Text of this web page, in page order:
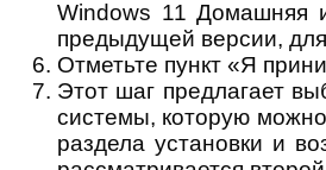
Windows 11 Домашняя
предыдущей версии,
Отметьте пункт «Я
Этот шаг предлагает
системы, которую
раздела установки и